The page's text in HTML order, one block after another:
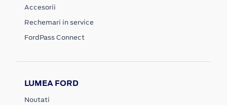
Accesorii
Rechemari in service
FordPass Connect
LUMEA FORD
Noutati